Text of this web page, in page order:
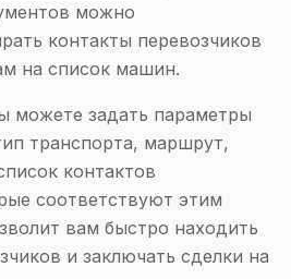
можно
контакты перевозчиков
на список машин.
можете задать параметры
транспорта, маршрут,
контактов
соответствуют этим
вам быстро находить
и заключать сделки на